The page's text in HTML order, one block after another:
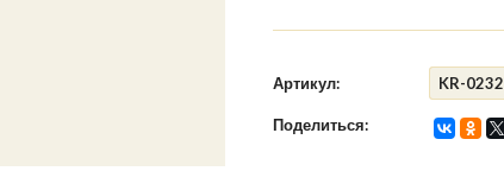
Артикул: KR-0232
Поделиться: